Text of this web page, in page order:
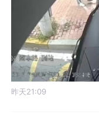
昨天21:09